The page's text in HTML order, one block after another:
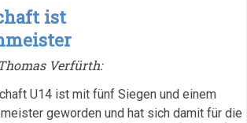
ist
Verfürth:
U14 ist mit fünf Siegen und einem
geworden und hat sich damit für die